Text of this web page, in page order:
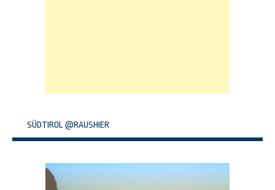
SÜDTIROL @RAUSHIER